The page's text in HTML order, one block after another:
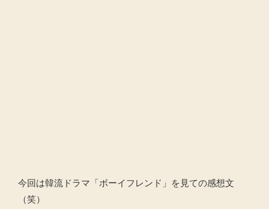
今回は韓流ドラマ「ボーイフレンド」を見ての感想文
（笑）